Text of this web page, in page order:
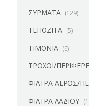
ΣΥΡΜΑΤΑ (129)
ΤΕΠΟΖΙΤΑ (5)
ΤΙΜΟΝΙΑ (9)
ΤΡΟΧΟΙ/
ΦΙΛΤΡΑ ΑΕΡΟΣ/
ΦΙΛΤΡΑ ΛΑΔΙΟΥ